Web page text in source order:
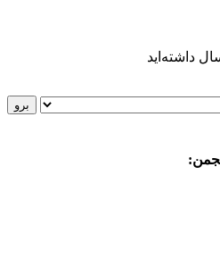
داشته‌اید